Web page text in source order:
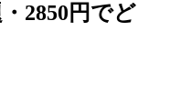
2850円でど